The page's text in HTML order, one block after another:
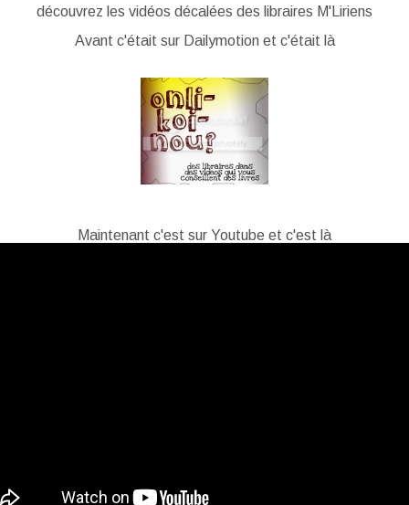
découvrez les vidéos décalées des libraires M'Liriens
Avant c'était sur Dailymotion et c'était là
Maintenant c'est sur Youtube et c'est là